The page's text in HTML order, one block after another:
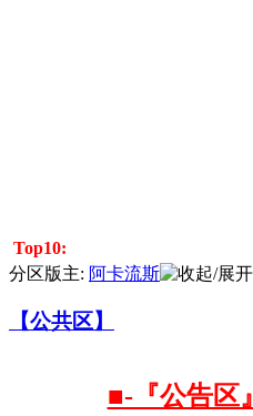
Top10:
分区版主: 阿卡流斯
【公共区】
■-『公告区』